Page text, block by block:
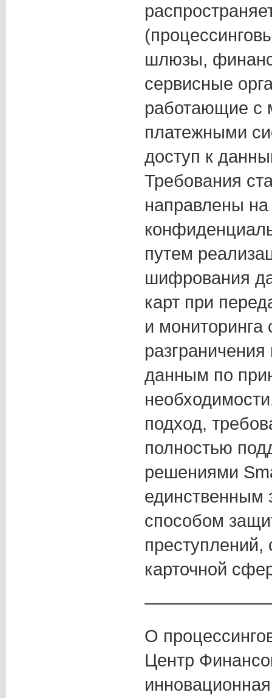
шлюзы,
сервисные
работающие с
платежными
доступ к
Требования
направлены
путем
шифрования
карт при
и мониторинга
данным по
подход,
полностью
решениями
способом
карточной
О
Центр